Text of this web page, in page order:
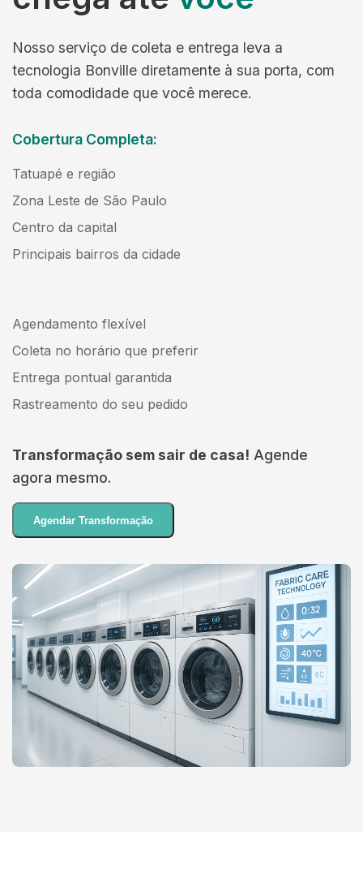
Nosso serviço de coleta e entrega leva a
tecnologia Bonville diretamente à sua porta, com
toda comodidade que você merece.
Cobertura Completa:
Tatuapé e região
Zona Leste de São Paulo
Centro da capital
Principais bairros da cidade
Agendamento flexível
Coleta no horário que preferir
Entrega pontual garantida
Rastreamento do seu pedido
Transformação sem sair de casa! Agende
agora mesmo.
Agendar Transformação